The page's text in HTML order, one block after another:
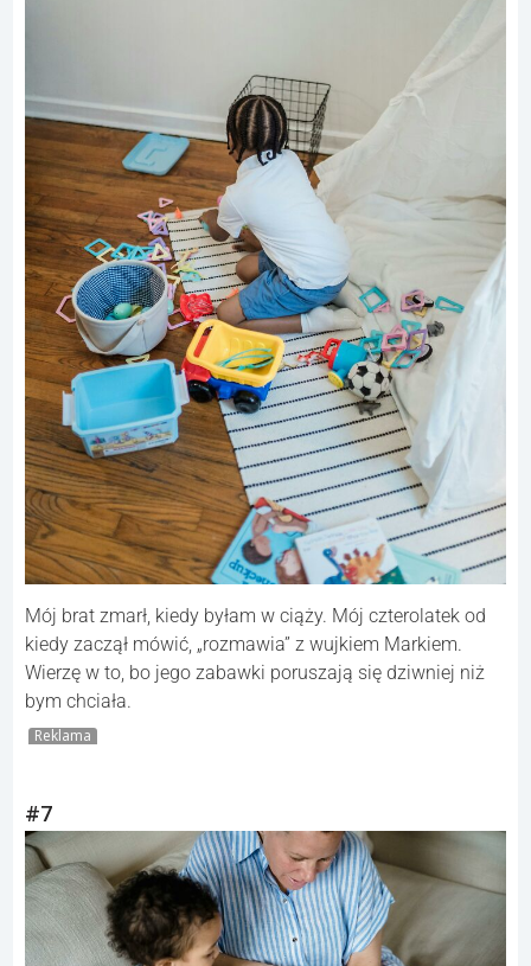
Mój brat zmarł, kiedy byłam w ciąży. Mój czterolatek od
kiedy zaczął mówić, „rozmawia” z wujkiem Markiem.
Wierzę w to, bo jego zabawki poruszają się dziwniej niż
bym chciała.
Reklama